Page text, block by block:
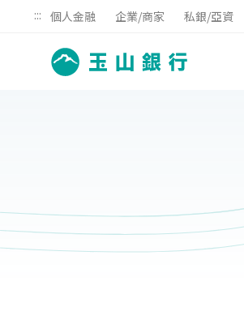
::: 個人金融 企業/商家 私銀/亞資